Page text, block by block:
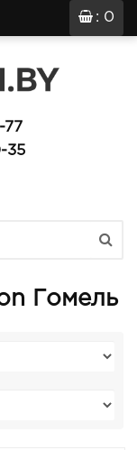
: 0
77
35
Гомель